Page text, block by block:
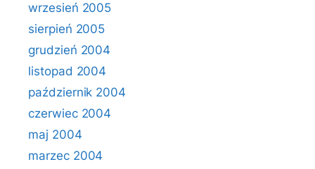
wrzesień 2005
sierpień 2005
grudzień 2004
listopad 2004
październik 2004
czerwiec 2004
maj 2004
marzec 2004